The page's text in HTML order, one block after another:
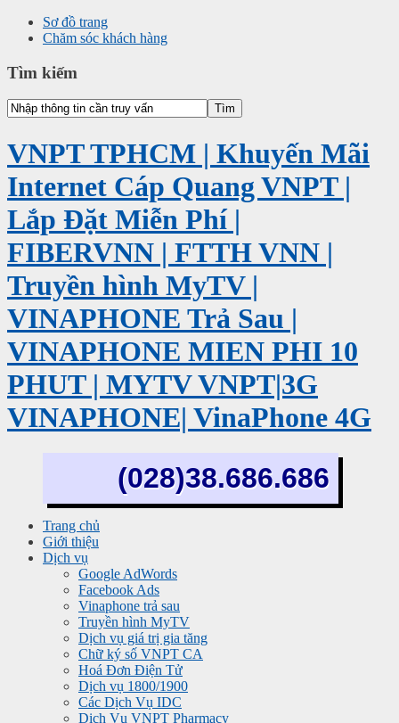
Sơ đồ trang
Chăm sóc khách hàng
Tìm kiếm
VNPT TPHCM | Khuyến Mãi
Internet Cáp Quang VNPT |
Lắp Đặt Miễn Phí |
FIBERVNN | FTTH VNN |
Truyền hình MyTV |
VINAPHONE Trả Sau |
VINAPHONE MIEN PHI 10
PHUT | MYTV VNPT|3G
VINAPHONE| VinaPhone 4G
(028)38.686.686
Trang chủ
Giới thiệu
Dịch vụ
Google AdWords
Facebook Ads
Vinaphone trả sau
Truyền hình MyTV
Dịch vụ giá trị gia tăng
Chữ ký số VNPT CA
Hoá Đơn Điện Tử
Dịch vụ 1800/1900
Các Dịch Vụ IDC
Dịch Vụ VNPT Pharmacy